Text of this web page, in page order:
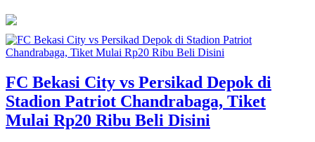
FC Bekasi City vs Persikad Depok di
Stadion Patriot Chandrabaga, Tiket
Mulai Rp20 Ribu Beli Disini